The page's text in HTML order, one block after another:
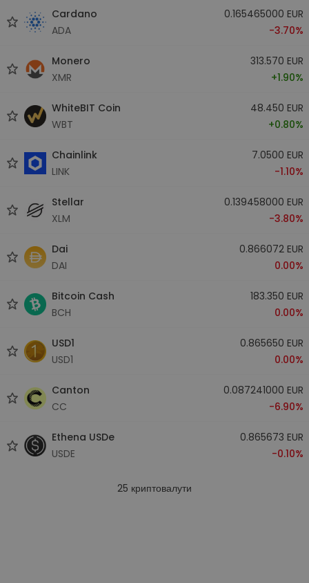
Cardano
ADA
0.165465000 EUR
-3.70%
Monero
XMR
313.570 EUR
+1.90%
WhiteBIT Coin
WBT
48.450 EUR
+0.80%
Chainlink
LINK
7.0500 EUR
-1.10%
Stellar
XLM
0.139458000 EUR
-3.80%
Dai
DAI
0.866072 EUR
0.00%
Bitcoin Cash
BCH
183.350 EUR
0.00%
USD1
USD1
0.865650 EUR
0.00%
Canton
CC
0.087241000 EUR
-6.90%
Ethena USDe
USDE
0.865673 EUR
-0.10%
25 криптовалути